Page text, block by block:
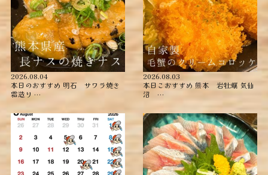
2026.08.04
本日のおすすめ ︎明石 サワラ焼き
霜造り …
2026.08.03
本日こおすすめ ︎熊本 岩牡蠣 ︎気仙
沼 …